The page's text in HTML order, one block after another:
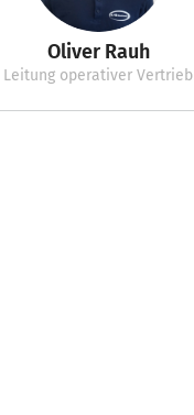
Oliver Rauh
Leitung operativer Vertrieb